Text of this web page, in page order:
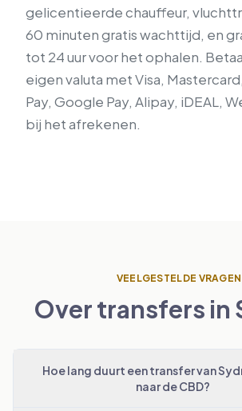
gelicentieerde chauffeur,
60 minuten gratis wachttijd, en
tot 24 uur voor het ophalen.
eigen valuta met Visa,
Pay, Google Pay, Alipay, iDEAL,
bij het afrekenen.
VEELGESTELDE VRAGEN
Over transfers in
Hoe lang duurt een transfer van
naar de CBD?